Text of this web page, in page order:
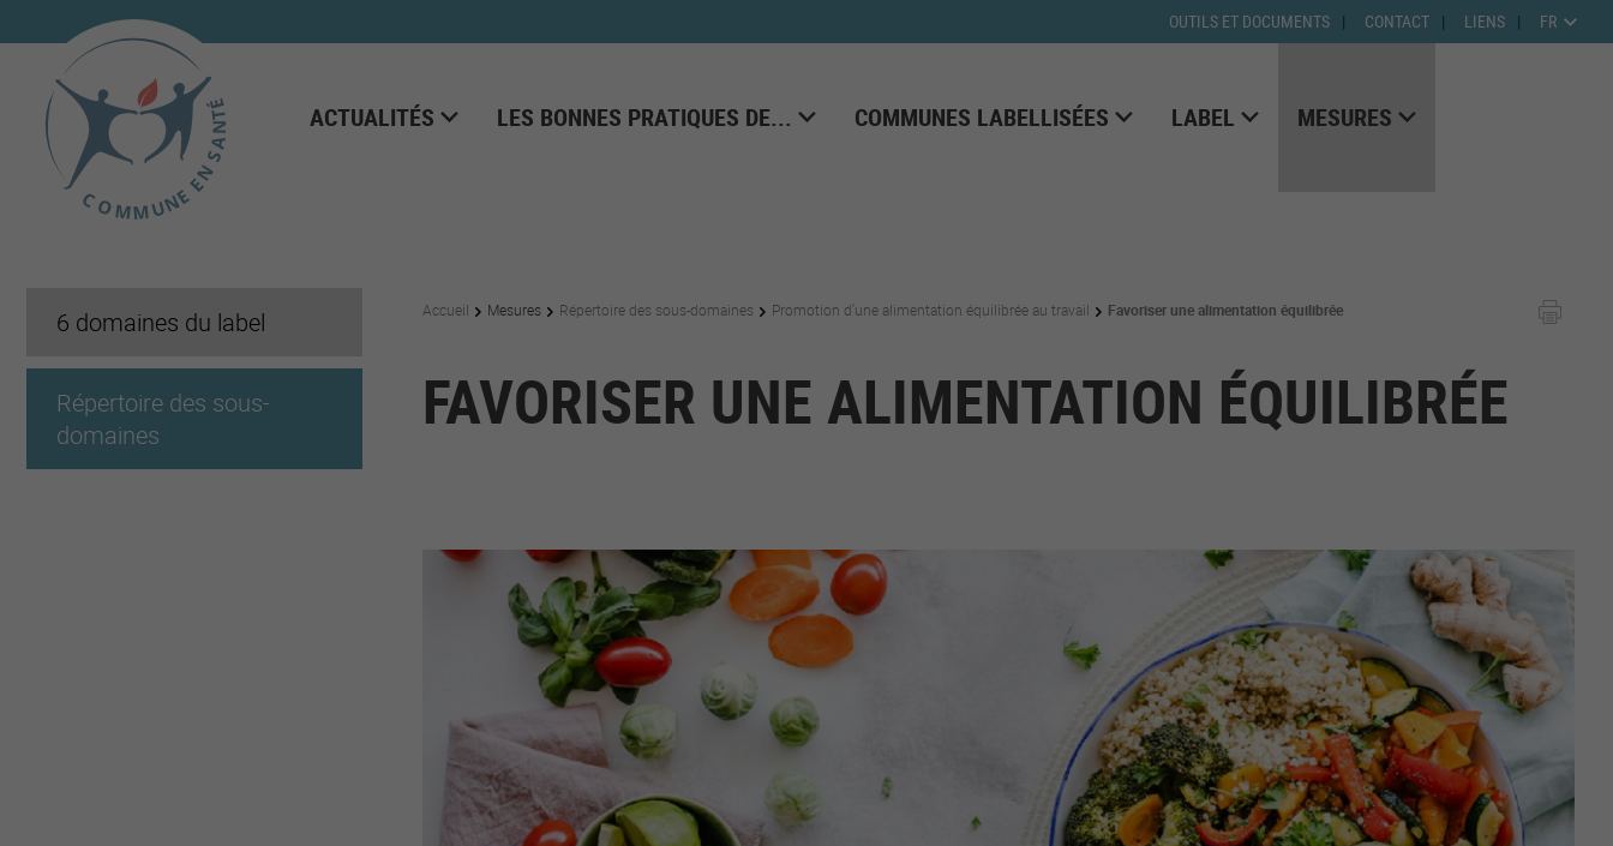
FR
OUTILS ET DOCUMENTS CONTACT LIENS
ACTUALITÉS LES BONNES PRATIQUES DE... COMMUNES LABELLISÉES LABEL MESURES
6 domaines du label
Répertoire des sous-
domaines
Accueil Mesures Répertoire des sous-domaines Promotion d'une alimentation équilibrée au travail Favoriser une alimentation équilibrée
FAVORISER UNE ALIMENTATION ÉQUILIBRÉE